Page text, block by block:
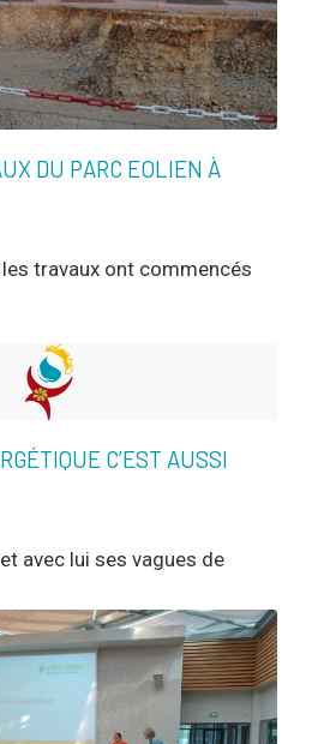
DU PARC EOLIEN À
travaux ont commencés
C’EST AUSSI
avec lui ses vagues de